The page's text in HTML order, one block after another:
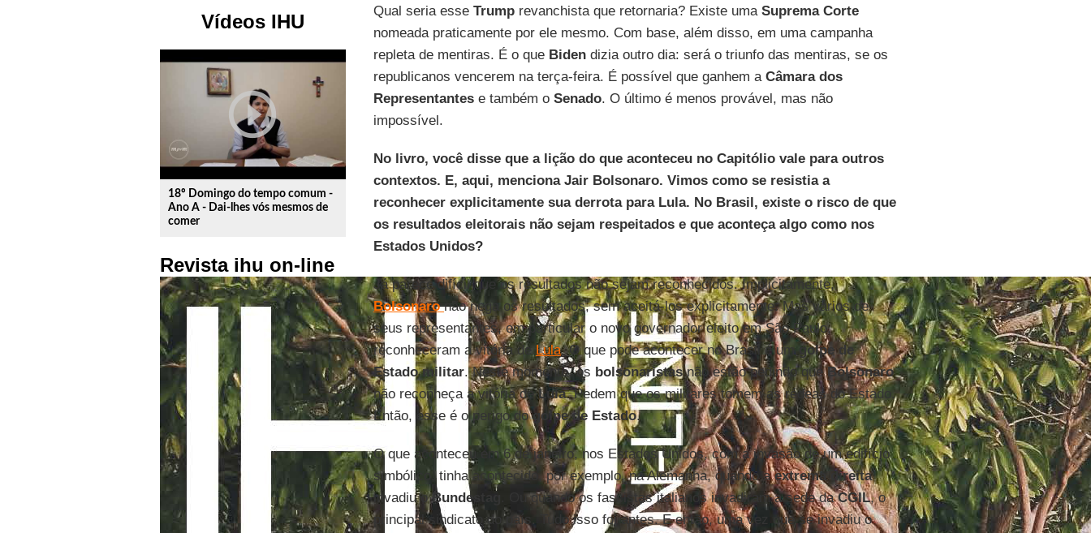
Vídeos IHU
play_circle_outline
18º Domingo do tempo comum -
Ano A - Dai-lhes vós mesmos de
comer
Revista ihu on-line
Qual seria esse Trumprevanchista que retornaria? Existe uma Suprema Corte
nomeada praticamente por ele mesmo. Com base, além disso, em uma campanha
repleta de mentiras. É o que Bidendizia outro dia: será o triunfo das mentiras, se os
republicanos vencerem na terça-feira. É possível que ganhem a Câmara dos
Representantese também o Senado. O último é menos provável, mas não
impossível.
No livro, você disse que a lição do que aconteceu no Capitólio vale para outros
contextos. E, aqui, menciona Jair Bolsonaro. Vimos como se resistia a
reconhecer explicitamente sua derrota para Lula. No Brasil, existe o risco de que
os resultados eleitorais não sejam respeitados e que aconteça algo como nos
Estados Unidos?
Já parece difícil que os resultados não sejam reconhecidos. Implicitamente,
Bolsonaro não nega os resultados, sem aceitá-los explicitamente. Mas vários de
seus representantes, em particular o novo governador eleito em São Paulo,
reconheceram a vitória de Lula. O que pode acontecer no Brasil é um golpe de
Estado militar. Neste momento, os bolsonaristasnão estão pedindo queBolsonaro
não reconheça a vitória deLula. Pedem que os militares tomem as rédeas do Estado.
Então, esse é o perigo dogolpe de Estado.
O que aconteceu em 6 de janeiro, nos Estados Unidos, com a invasão de um edifício
simbólico, tinha acontecido, por exemplo, na Alemanha, quando aextrema direita
invadiu oBundestag . Ou quando os fascistas italianos invadiram a sede daCGIL, o
principal sindicato do país. Tudo isso foi antes. E então, uma vez que se invadiu o